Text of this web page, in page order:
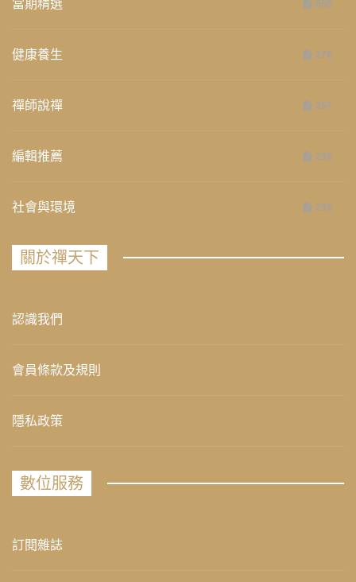
當期精選 658
健康養生 276
禪師說禪 267
編輯推薦 236
社會與環境 235
關於禪天下
認識我們
會員條款及規則
隱私政策
數位服務
訂閱雜誌